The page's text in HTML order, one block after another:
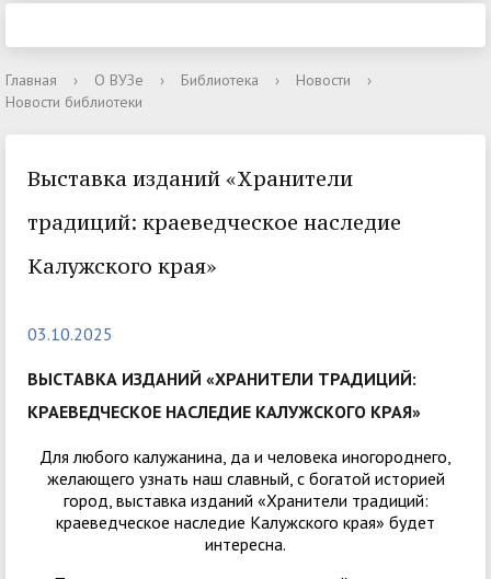
Главная › О ВУЗе › Библиотека › Новости
›
Новости библиотеки
Выставка изданий «Хранители
традиций: краеведческое наследие
Калужского края»
03.10.2025
ВЫСТАВКА ИЗДАНИЙ «ХРАНИТЕЛИ ТРАДИЦИЙ:
КРАЕВЕДЧЕСКОЕ НАСЛЕДИЕ КАЛУЖСКОГО КРАЯ»
Для любого калужанина, да и человека иногороднего,
желающего узнать наш славный, с богатой историей
город, выставка изданий «Хранители традиций:
краеведческое наследие Калужского края» будет
интересна.